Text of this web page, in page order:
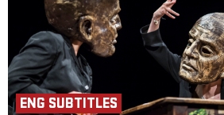
ENG SUBTITLES